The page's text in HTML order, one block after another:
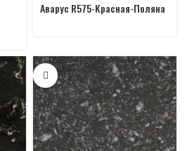
Аварус R575-Красная-Поляна